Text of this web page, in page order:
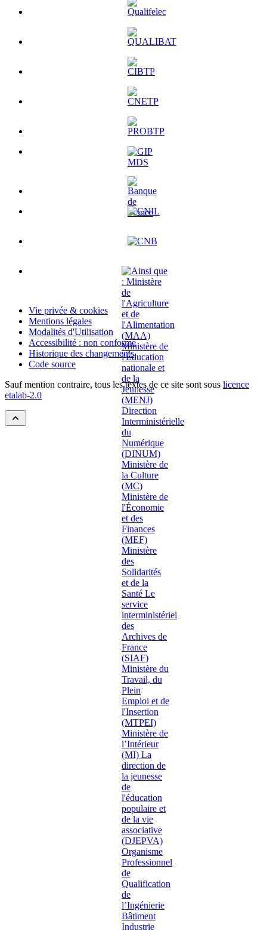
Vie privée & cookies
Mentions légales
Modalités d'Utilisation
Accessibilité : non conforme
Historique des changements
Code source
Sauf mention contraire, tous les textes de ce site sont sous licence
etalab-2.0